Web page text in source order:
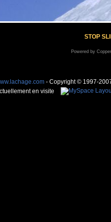
STOP
Powered by
- Copyright © 1997-
en visite